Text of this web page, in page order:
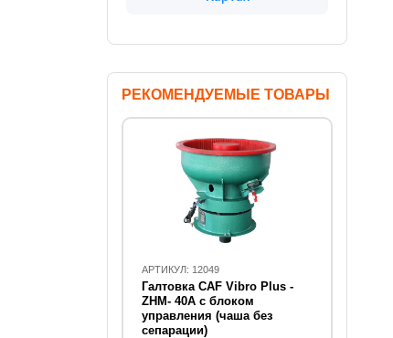
РЕКОМЕНДУЕМЫЕ ТОВАРЫ
АРТИКУЛ: 12049
Галтовка CAF Vibro Plus -
ZHM- 40А с блоком
управления (чаша без
сепарации)